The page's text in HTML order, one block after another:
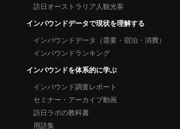
訪日オーストラリア人観光客
インバウンドデータで現状を理解する
インバウンドデータ（需要・宿泊・消費）
インバウンドランキング
インバウンドを体系的に学ぶ
インバウンド調査レポート
セミナー・アーカイブ動画
訪日ラボの教科書
用語集